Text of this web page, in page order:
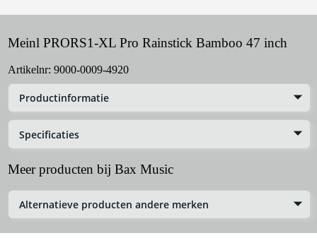
Meinl PRORS1-XL Pro Rainstick Bamboo 47 inch
Artikelnr: 9000-0009-4920
Productinformatie
Specificaties
Meer producten bij Bax Music
Alternatieve producten andere merken